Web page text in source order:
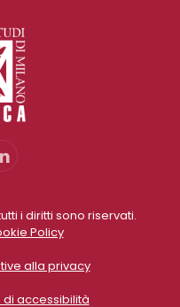
i diritti sono riservati.
Policy
alla privacy
accessibilità